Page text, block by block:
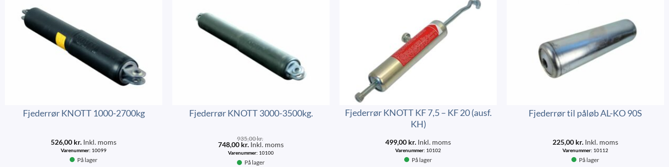
Fjederrør KNOTT 1000-2700kg
526,00 kr. Inkl. moms
Varenummer: 10099
På lager
Fjederrør KNOTT 3000-3500kg.
935,00kr.
748,00 kr. Inkl. moms
Varenummer: 10100
På lager
Fjederrør KNOTT KF 7,5 – KF 20 (ausf.
KH)
499,00 kr. Inkl. moms
Varenummer: 10102
På lager
Fjederrør til påløb AL-KO 90S
225,00 kr. Inkl. moms
Varenummer: 10112
På lager